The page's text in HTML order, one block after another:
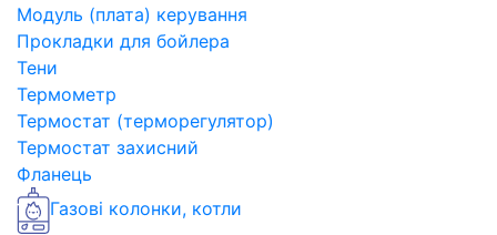
Модуль (плата) керування
Прокладки для бойлера
Тени
Термометр
Термостат (терморегулятор)
Термостат захисний
Фланець
Газові колонки, котли